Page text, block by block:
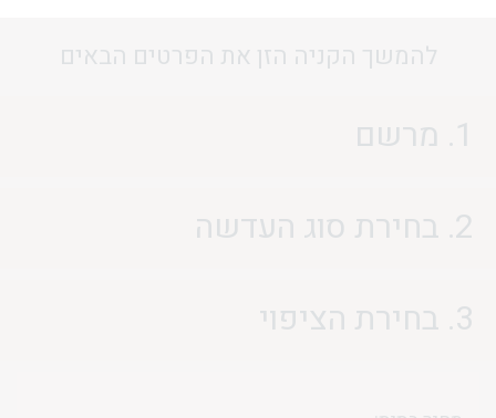
להמשך הקניה הזן את הפרטים הבאים
1. מרשם
2. בחירת סוג העדשה
3. בחירת הציפוי